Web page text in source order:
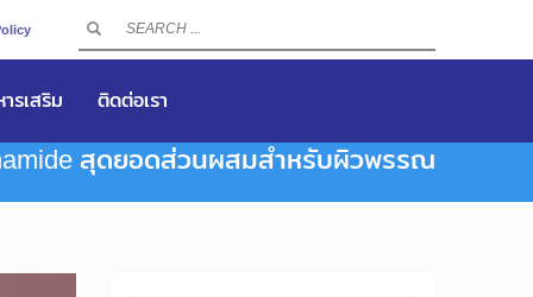
รเสริม ติดต่อเรา
สุดยอดส่วนผสมสำหรับผิวพรรณ